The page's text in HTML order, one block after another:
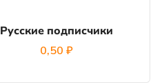
Русские подписчики
0,50 ₽